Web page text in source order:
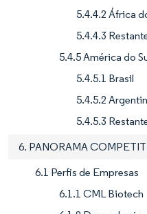
5.4.4.2 África
5.4.4.3
5.4.5 América do
5.4.5.1 Brasil
5.4.5.2
5.4.5.3
6. PANORAMA
6.1 Perfis de Empresas
6.1.1 CML Biotech